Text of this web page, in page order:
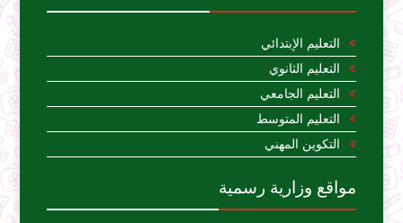
التعليم الإبتدائي
التعليم الثانوي
التعليم الجامعي
التعليم المتوسط
التكوين المهني
مواقع وزارية رسمية